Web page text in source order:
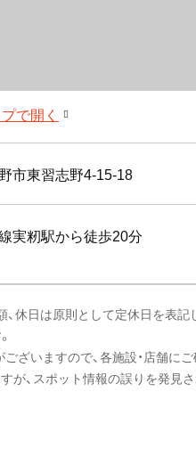
で開く
市東習志野4-15-18
実籾駅から徒歩20分
休日は原則として定休日を表記
ざいますので、各施設・店舗にご
、スポット情報の誤りを発見